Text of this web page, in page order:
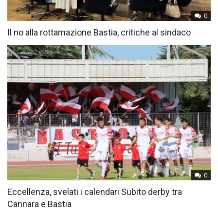
0
Il no alla rottamazione Bastia, critiche al sindaco
0
Eccellenza, svelati i calendari Subito derby tra
Cannara e Bastia